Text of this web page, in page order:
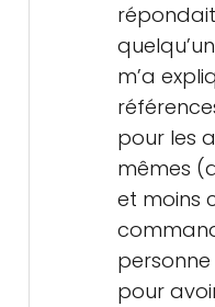
m’a
pour les
mêmes
et moins
personne
pour